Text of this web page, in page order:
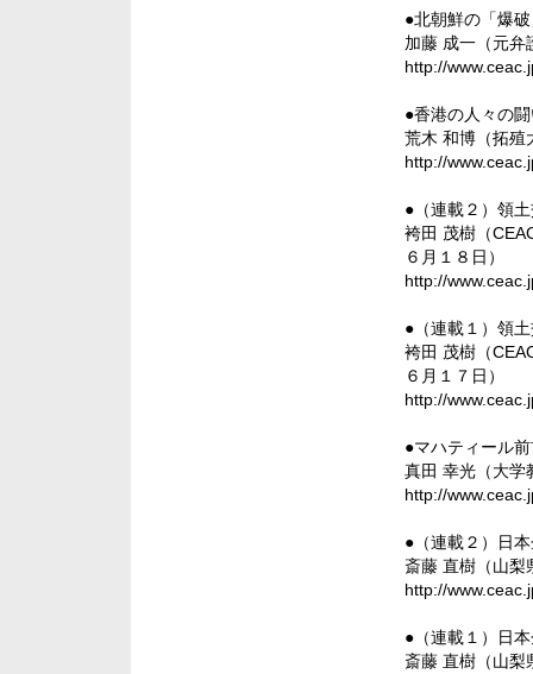
●北朝鮮の「爆
加藤 成一（元弁
http://
●香港の人々の
荒木 和博（拓殖
http://
●（連載２）領
袴田 茂樹（
６月１８日）
http://
●（連載１）領
袴田 茂樹（
６月１７日）
http://
●マハティール
真田 幸光（大学
http://
●（連載２）日
斎藤 直樹（山梨
http://
●（連載１）日
斎藤 直樹（山梨